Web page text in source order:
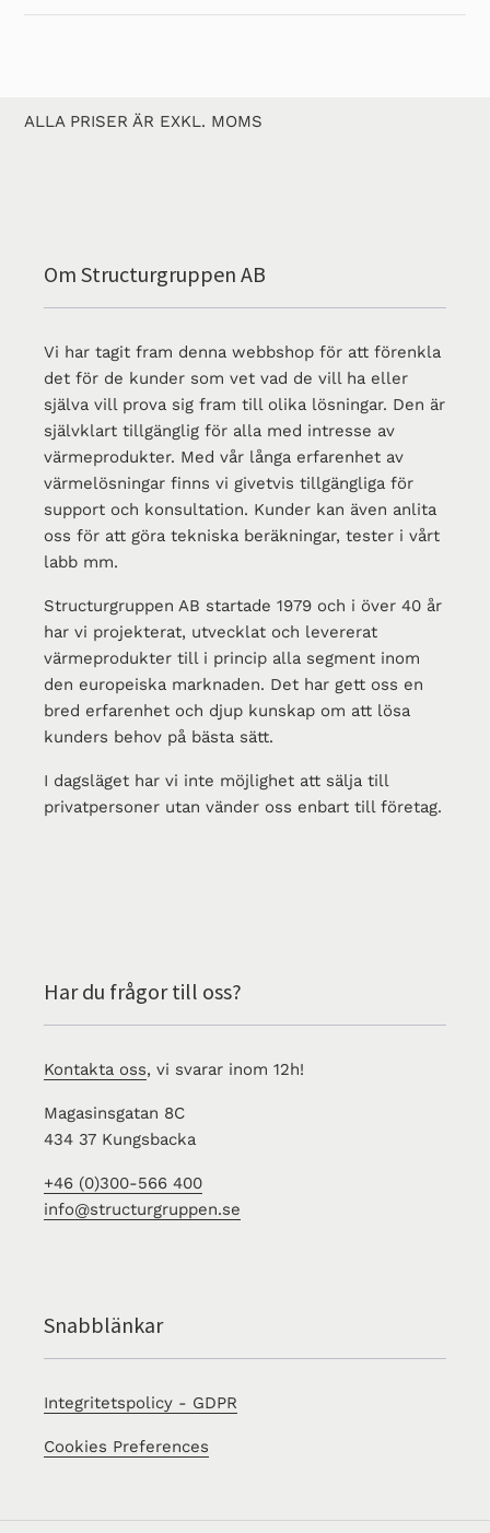
ALLA PRISER ÄR EXKL. MOMS
Om Structurgruppen AB
Vi har tagit fram denna webbshop för att förenkla
det för de kunder som vet vad de vill ha eller
själva vill prova sig fram till olika lösningar. Den är
självklart tillgänglig för alla med intresse av
värmeprodukter. Med vår långa erfarenhet av
värmelösningar finns vi givetvis tillgängliga för
support och konsultation. Kunder kan även anlita
oss för att göra tekniska beräkningar, tester i vårt
labb mm.
Structurgruppen AB startade 1979 och i över 40 år
har vi projekterat, utvecklat och levererat
värmeprodukter till i princip alla segment inom
den europeiska marknaden. Det har gett oss en
bred erfarenhet och djup kunskap om att lösa
kunders behov på bästa sätt.
I dagsläget har vi inte möjlighet att sälja till
privatpersoner utan vänder oss enbart till företag.
Har du frågor till oss?
Kontakta oss, vi svarar inom 12h!
Magasinsgatan 8C
434 37 Kungsbacka
+46 (0)300-566 400
info@structurgruppen.se
Snabblänkar
Integritetspolicy - GDPR
Cookies Preferences